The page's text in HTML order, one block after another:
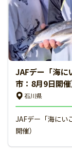
JAFデー「海に
市：8月9日開催
石川県
JAFデー「海にい
開催）